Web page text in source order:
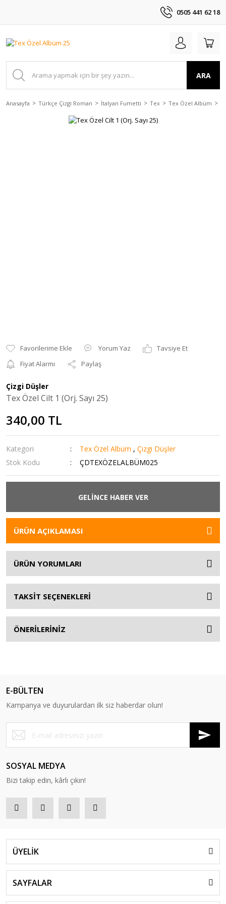
0505 441 62 18
ARA
Anasayfa Türkçe Çizgi Roman İtalyan Fumetti Tex Tex Özel Albüm
Yorum Yaz
Tavsiye Et
Fiyat Alarmı
Paylaş
Çizgi Düşler
Tex Özel Cilt 1 (Orj. Sayı 25)
340,00 TL
Kategori Tex Özel Albüm ,Çizgi Düşler
Stok Kodu
ÇDTEXÖZELALBÜM025
GELİNCE HABER VER
ÜRÜN AÇIKLAMASI
ÜRÜN YORUMLARI
TAKSİT SEÇENEKLERİ
ÖNERİLERİNİZ
E-BÜLTEN
Kampanya ve duyurulardan ilk siz haberdar olun!
SOSYAL MEDYA
Bizi takip edin, kârlı çıkın!
ÜYELİK
SAYFALAR